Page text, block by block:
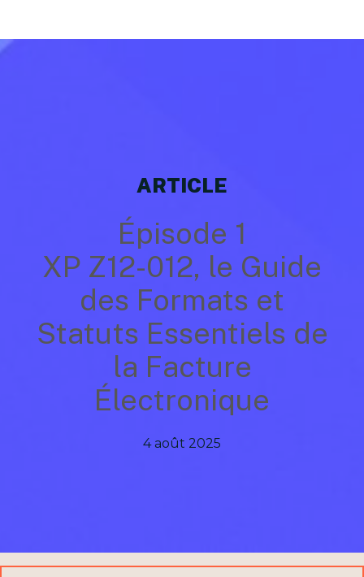
ARTICLE
Épisode 1
XP Z12-012, le Guide
des Formats et
Statuts Essentiels de
la Facture
Électronique
4 août 2025